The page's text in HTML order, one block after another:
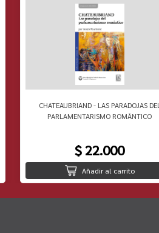
CHATEAUBRIAND - LAS PARADOJAS DEL
PARLAMENTARISMO ROMÃNTICO
$ 22.000
Añadir al carrito